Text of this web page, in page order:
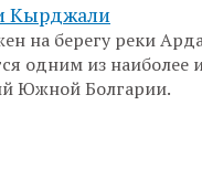
Кырджали
на берегу реки
одним из наиболее
Южной Болгарии.